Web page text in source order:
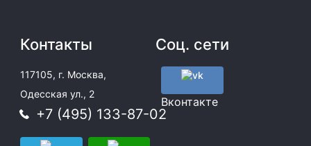
Контакты
117105, г. Москва,
Одесская ул., 2
+7 (495) 133-87-02
Соц. сети
Вконтакте